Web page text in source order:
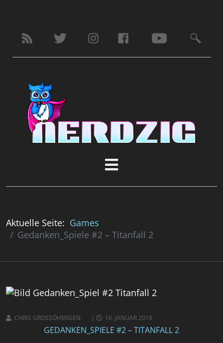
Aktuelle Seite: Games
Gedanken_Spiele #2 – Titanfall 2
CHRIS GROSSÖHMIGEN 16. JANUAR 2018
GEDANKEN_SPIELE #2 – TITANFALL 2